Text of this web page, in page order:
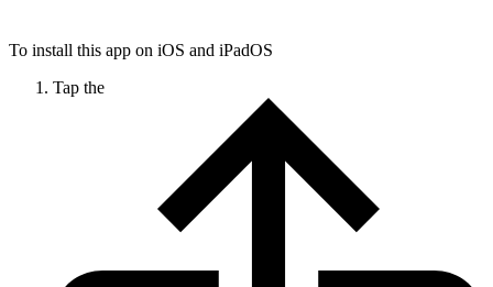
To install this app on iOS and iPadOS
Tap the